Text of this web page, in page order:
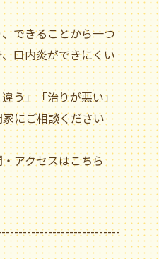
できることから一つ
口内炎ができにくい
う」「治りが悪い」
にご相談ください
アクセスはこちら